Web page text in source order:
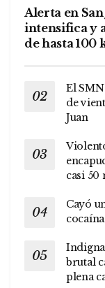
Alerta en
intensifica y
de hasta 100
El
de
Juan
casi 50
Cayó
brutal
plena